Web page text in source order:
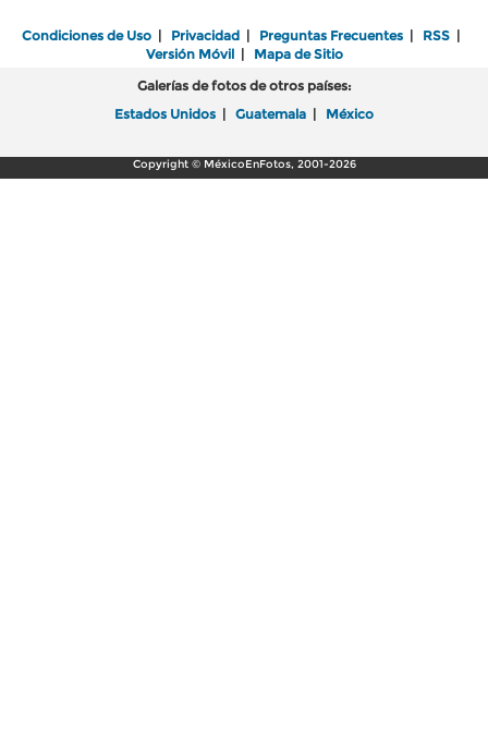
Condiciones de Uso | Privacidad | Preguntas Frecuentes | RSS |
Versión Móvil| Mapa de Sitio
Galerías de fotos de otros países:
Estados Unidos | Guatemala | México
Copyright © MéxicoEnFotos, 2001-2026